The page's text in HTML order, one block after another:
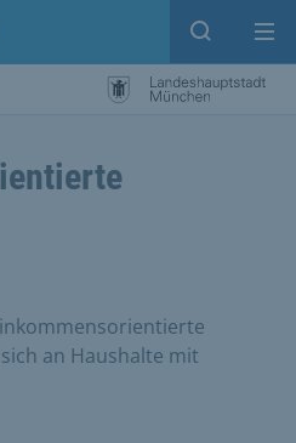
Open
an Haushalte mit